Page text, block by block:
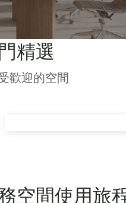
精選
歡迎的空間
空間使用旅